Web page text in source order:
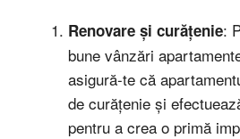
Renovare și curățenie:
bune vânzări
asigură-te că
de curățenie și
pentru a crea o primă